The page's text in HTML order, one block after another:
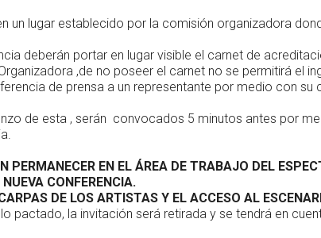
un lugar establecido por la comisión organizadora
deberán portar en lugar visible el carnet de
,de no poseer el carnet no se permitirá el
de prensa a un representante por medio con su
de esta , serán convocados 5 minutos antes por
PERMANECER EN EL ÁREA DE TRABAJO DEL
CONFERENCIA.
DE LOS ARTISTAS Y EL ACCESO AL
pactado, la invitación será retirada y se tendrá en